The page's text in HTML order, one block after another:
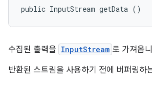
public InputStream getData ()
수집된 출력을 InputStream 로 가져옵
반환된 스트림을 사용하기 전에 버퍼링하